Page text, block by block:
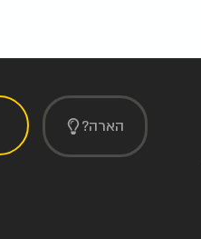
הארה?